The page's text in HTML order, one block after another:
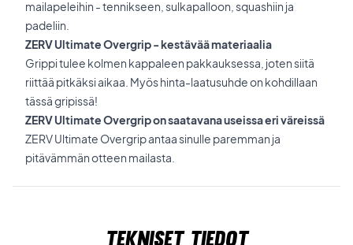
mailapeleihin - tennikseen, sulkapalloon, squashiin ja
padeliin.
ZERV Ultimate Overgrip - kestävää materiaalia
Grippi tulee kolmen kappaleen pakkauksessa, joten siitä
riittää pitkäksi aikaa. Myös hinta-laatusuhde on kohdillaan
tässä gripissä!
ZERV Ultimate Overgrip on saatavana useissa eri väreissä
ZERV Ultimate Overgrip antaa sinulle paremman ja
pitävämmän otteen mailasta.
Tekniset tiedot